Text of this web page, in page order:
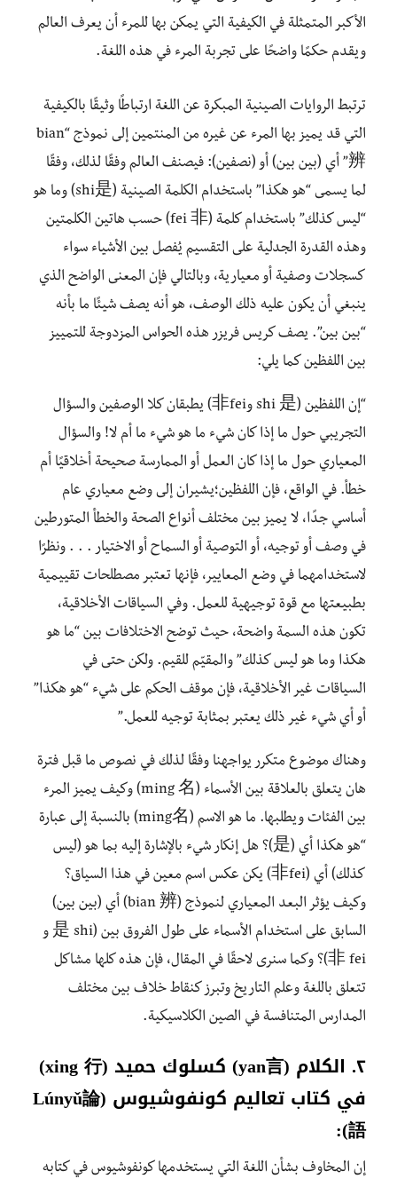
الأكبر المتمثلة في الكيفية التي يمكن بها للمرء أن يعرف العالم
ويقدم حكمًا واضحًا على تجربة المرء في هذه اللغة.
ترتبط الروايات الصينية المبكرة عن اللغة ارتباطًا وثيقًا بالكيفية
التي قد يميز بها المرء عن غيره من المنتمين إلى نموذج “bian
辨” أي (بين بين) أو (نصفين): فيصنف العالم وفقًا لذلك، وفقًا
لما يسمى “هو هكذا” باستخدام الكلمة الصينية (shi是) وما هو
“ليس كذلك” باستخدام كلمة (fei 非) حسب هاتين الكلمتين
وهذه القدرة الجدلية على التقسيم يُفصل بين الأشياء سواء
كسجلات وصفية أو معيارية، وبالتالي فإن المعنى الواضح الذي
ينبغي أن يكون عليه ذلك الوصف، هو أنه يصف شيئًا ما بأنه
“بين بين”. يصف كريس فريزر هذه الحواس المزدوجة للتمييز
بين اللفظين كما يلي:
“إن اللفظين (shi 是 و非fei) يطبقان كلا الوصفين والسؤال
التجريبي حول ما إذا كان شيء ما هو شيء ما أم لا! والسؤال
المعياري حول ما إذا كان العمل أو الممارسة صحيحة أخلاقيًا أم
خطأ. في الواقع، فإن اللفظين؛يشيران إلى وضع معياري عام
أساسي جدًا، لا يميز بين مختلف أنواع الصحة والخطأ المتورطين
في وصف أو توجيه، أو التوصية أو السماح أو الاختيار . . . ونظرًا
لاستخدامهما في وضع المعايير، فإنها تعتبر مصطلحات تقييمية
بطبيعتها مع قوة توجيهية للعمل. وفي السياقات الأخلاقية،
تكون هذه السمة واضحة، حيث توضح الاختلافات بين “ما هو
هكذا وما هو ليس كذلك” والمقيّم للقيم. ولكن حتى في
السياقات غير الأخلاقية، فإن موقف الحكم على شيء “هو هكذا”
أو أي شيء غير ذلك يعتبر بمثابة توجيه للعمل.”
وهناك موضوع متكرر يواجهنا وفقًا لذلك في نصوص ما قبل فترة
هان يتعلق بالعلاقة بين الأسماء (ming 名) وكيف يميز المرء
بين الفئات ويطلبها. ما هو الاسم (ming名) بالنسبة إلى عبارة
“هو هكذا أي (是)؟ هل إنكار شيء بالإشارة إليه بما هو (ليس
كذلك) أي (非fei) يكن عكس اسم معين في هذا السياق؟
وكيف يؤثر البعد المعياري لنموذج (bian 辨) أي (بين بين)
السابق على استخدام الأسماء على طول الفروق بين (是 shi و
非 fei)؟ وكما سنرى لاحقًا في المقال، فإن هذه كلها مشاكل
تتعلق باللغة وعلم التاريخ وتبرز كنقاط خلاف بين مختلف
المدارس المتنافسة في الصين الكلاسيكية.
٢. الكلام (yan言) كسلوك حميد (xing 行)
في كتاب تعاليم كونفوشيوس (Lúnyǔ論
語):
إن المخاوف بشأن اللغة التي يستخدمها كونفوشيوس في كتابه